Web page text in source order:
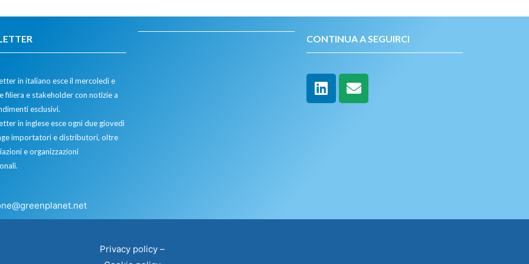
in italiano esce il mercoledì e
filiera e stakeholder con notizie a
esclusivi.
in inglese esce ogni due giovedì
importatori e distributori, oltre
e organizzazioni
CONTINUA A SEGUIRCI
Privacy policy –